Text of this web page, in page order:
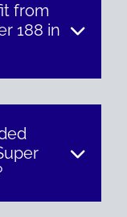
from
188 in